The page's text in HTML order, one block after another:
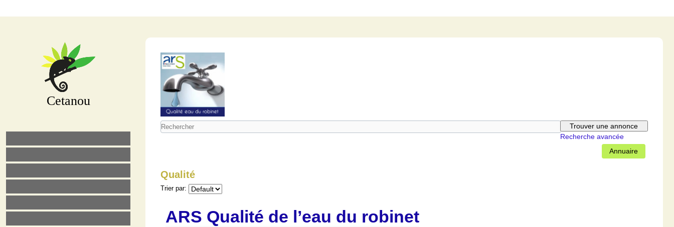
Cetanou
Recherche avancée
Annuaire
Qualité
Trier par:
ARS Qualité de l’eau du robinet